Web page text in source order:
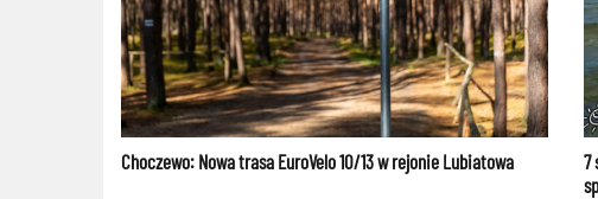
Choczewo: Nowa trasa EuroVelo 10/13 w rejonie Lubiatowa
7